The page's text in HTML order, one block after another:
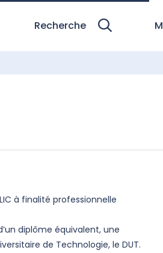
Recherche
à finalité professionnelle
diplôme équivalent, une
de Technologie, le DUT.